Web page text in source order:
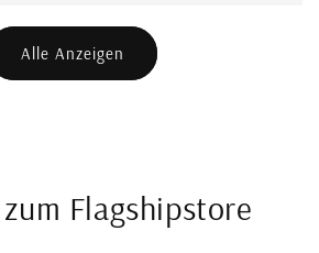
Alle Anzeigen
Flagshipstore